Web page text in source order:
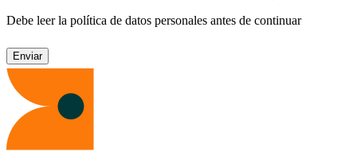
Debe leer la política de datos personales antes de continuar